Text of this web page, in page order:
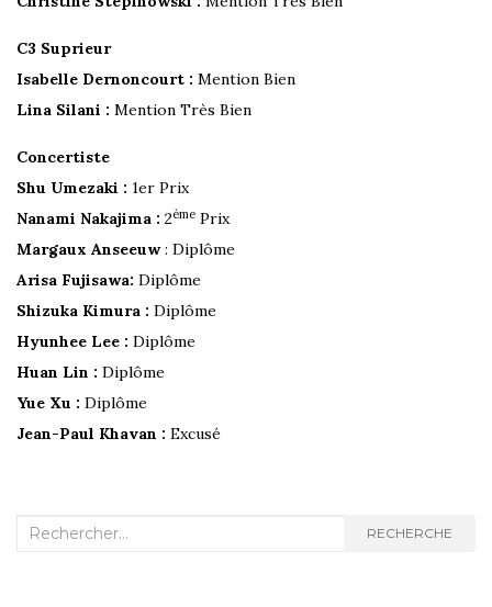
C3 Suprieur
Isabelle Dernoncourt : Mention Bien
Lina Silani : Mention Très Bien
Concertiste
Shu Umezaki : 1er Prix
Nanami Nakajima : 2ème Prix
Margaux Anseeuw: Diplôme
Arisa Fujisawa: Diplôme
Shizuka Kimura : Diplôme
Hyunhee Lee : Diplôme
Huan Lin : Diplôme
Yue Xu : Diplôme
Jean-Paul Khavan : Excusé
Recherche
RECHERCHE